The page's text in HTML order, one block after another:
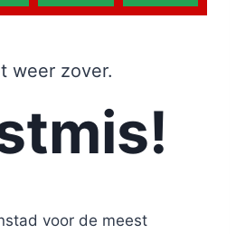
weer zover.
voor de meest